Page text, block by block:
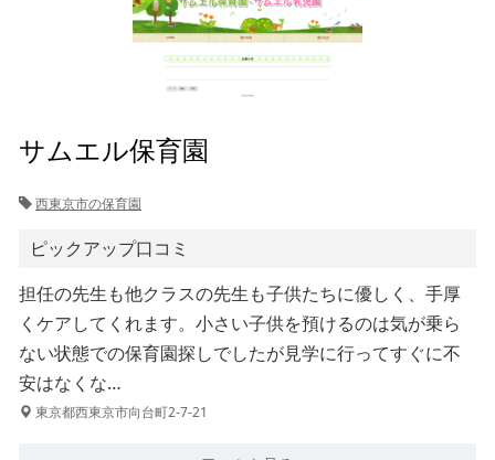
サムエル保育園
西東京市の保育園
ピックアップ口コミ
担任の先生も他クラスの先生も子供たちに優しく、手厚
くケアしてくれます。小さい子供を預けるのは気が乗ら
ない状態での保育園探しでしたが見学に行ってすぐに不
安はなくな…
東京都西東京市向台町2-7-21